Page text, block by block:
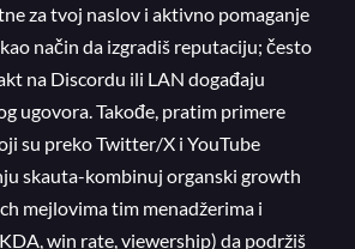
za tvoj naslov i aktivno pomaganje
način da izgradiš reputaciju; često
na Discordu ili LAN događaju
ugovora. Takođe, pratim primere
su preko Twitter/X i YouTube
skauta-kombinuj organski growth
mejlovima tim menadžerima i
win rate, viewership) da podržiš